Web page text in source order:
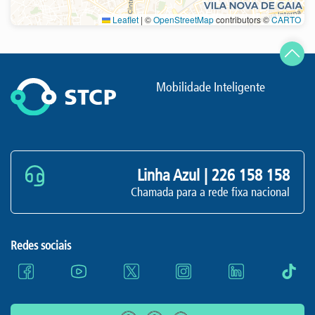
Leaflet | ©OpenStreetMapcontributors ©CARTO
Atualizar
Mobilidade Inteligente
Linha Azul | 226 158 158
Chamada para a rede fixa nacional
Redes sociais